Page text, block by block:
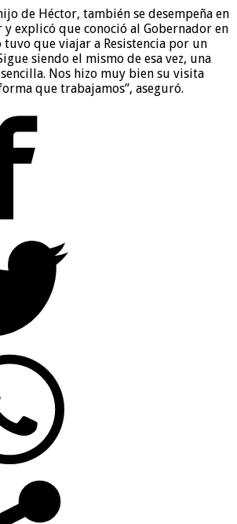
de Héctor, también se desempeña en
explicó que conoció al Gobernador en
tuvo que viajar a Resistencia por un
siendo el mismo de esa vez, una
Nos hizo muy bien su visita
que trabajamos”, aseguró.